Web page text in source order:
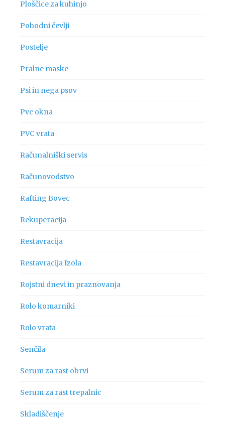
Ploščice za kuhinjo
Pohodni čevlji
Postelje
Pralne maske
Psi in nega psov
Pvc okna
PVC vrata
Računalniški servis
Računovodstvo
Rafting Bovec
Rekuperacija
Restavracija
Restavracija Izola
Rojstni dnevi in praznovanja
Rolo komarniki
Rolo vrata
Senčila
Serum za rast obrvi
Serum za rast trepalnic
Skladiščenje